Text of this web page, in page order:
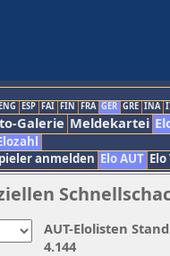
ESP FAI FIN FRA GER GRE INA
Galerie Meldekartei
anmelden Elo AUT
AUT-Elolisten
4.144